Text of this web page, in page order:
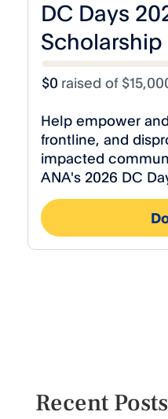
Recent Posts